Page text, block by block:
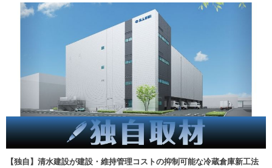
【独自】清水建設が建設・維持管理コストの抑制可能な冷蔵倉庫新工法